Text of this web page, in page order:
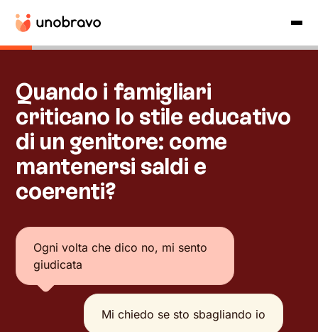
Quando i famigliari
criticano lo stile educativo
di un genitore: come
mantenersi saldi e
coerenti?
Ogni volta che dico no, mi sento
giudicata
Mi chiedo se sto sbagliando io